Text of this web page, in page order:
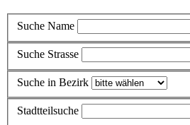
Suche Name
Suche Strasse
Suche in Bezirk
Stadtteilsuche